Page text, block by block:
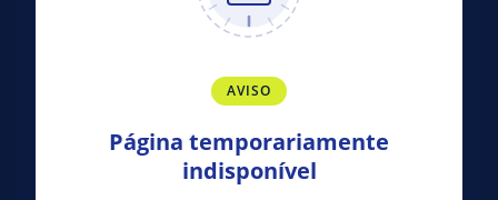
AVISO
Página temporariamente
indisponível